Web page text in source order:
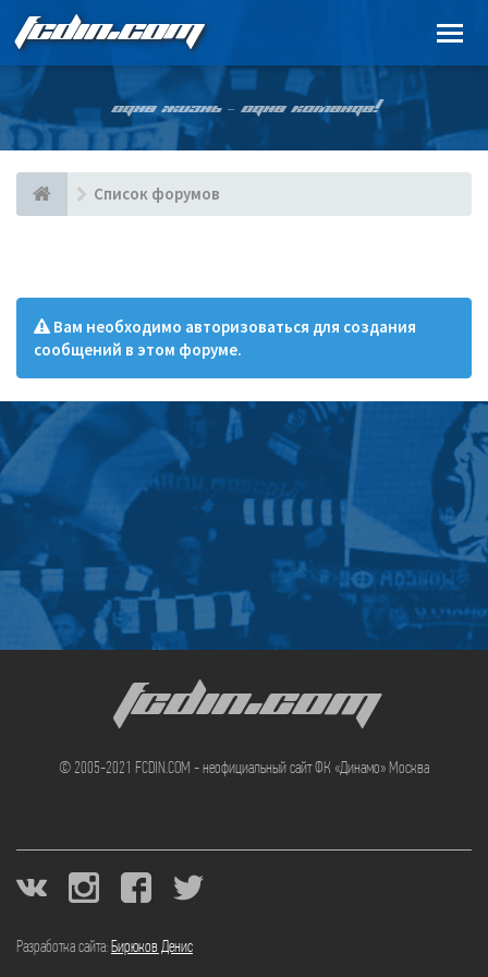
FCDIN.COM
ОДНА ЖИЗНЬ – ОДНА КОМАНДА!
Список форумов
Вам необходимо авторизоваться для создания
сообщений в этом форуме.
FCDIN.COM
© 2005-2021 FCDIN.COM - неофициальный сайт ФК «Динамо» Москва
Разработка сайта: Бирюков Денис